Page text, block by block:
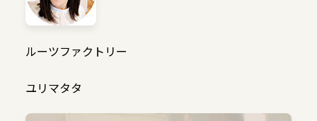
ルーツファクトリー
ユリマタタ